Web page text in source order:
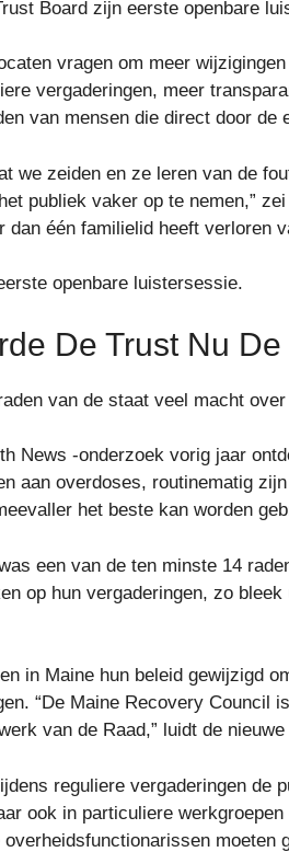
Board zijn eerste openbare
vragen om meer
vergaderingen, meer
van mensen die direct door de
we zeiden en ze leren van de
publiek vaker op te nemen,”
dan één familielid heeft verloren
openbare luistersessie.
De Trust Nu
van de staat veel macht
News -onderzoek vorig jaar
aan overdoses, routinematig
het beste kan worden
een van de ten minste 14
op hun vergaderingen, zo
in Maine hun beleid gewijzigd
“De Maine Recovery Council
van de Raad,” luidt de
reguliere vergaderingen de
ook in particuliere
moeten